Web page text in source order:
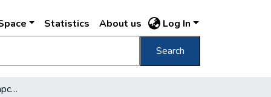
Statistics About us Log In
Search
Közvetlenebbé vált a kapcsolat a választók, a tanácstagok és a képviselők között